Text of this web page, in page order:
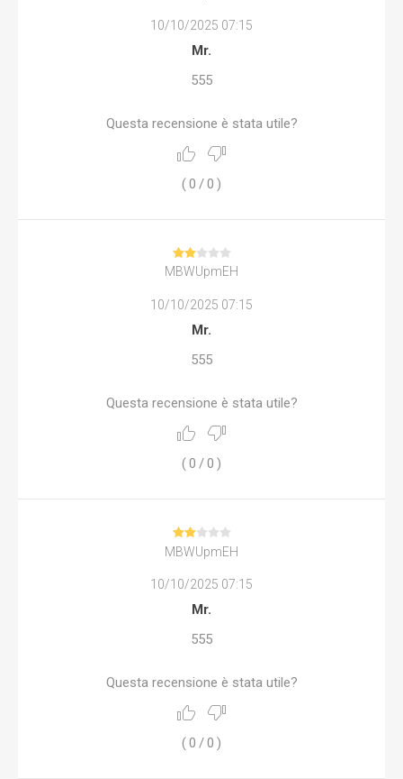
10/10/2025 07:15
Mr.
555
Questa recensione è stata utile?
(0 /0 )
MBWUpmEH
10/10/2025 07:15
Mr.
555
Questa recensione è stata utile?
(0 /0 )
MBWUpmEH
10/10/2025 07:15
Mr.
555
Questa recensione è stata utile?
( 0 /0 )